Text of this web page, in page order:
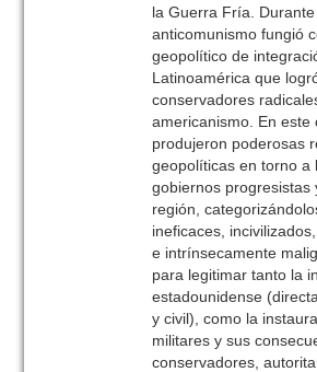
la Guerra Fría.
anticomunismo fungió
geopolítico de
Latinoamérica que
conservadores
americanismo. En este
produjeron poderosas
geopolíticas en torno a
gobiernos progresistas
región,
ineficaces,
e intrínsecamente
para legitimar tanto la
estadounidense
y civil), como la
militares y sus
conservadores,